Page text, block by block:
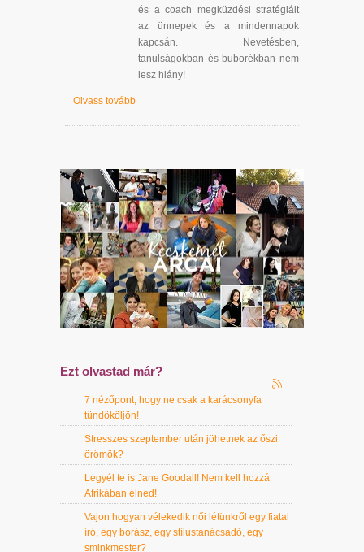
és a coach megküzdési stratégiáit
az ünnepek és a mindennapok
kapcsán. Nevetésben,
tanulságokban és buborékban nem
lesz hiány!
Olvass tovább
Ezt olvastad már?
7 nézőpont, hogy ne csak a karácsonyfa
tündököljön!
Stresszes szeptember után jöhetnek az őszi
örömök?
Legyél te is Jane Goodall! Nem kell hozzá
Afrikában élned!
Vajon hogyan vélekedik női létünkről egy fiatal
író, egy borász, egy stílustanácsadó, egy
sminkmester?